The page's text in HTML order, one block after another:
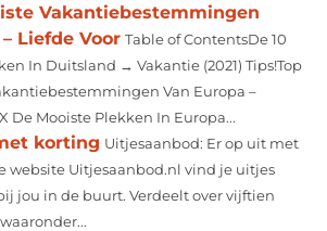
Vakantiebestemmingen
Liefde Voor Table of ContentsDe 10
In Duitsland → Vakantie (2021) Tips!Top
Van Europa –
De Mooiste Plekken In Europa...
korting Uitjesaanbod: Er op uit met
website Uitjesaanbod.nl vind je uitjes
jou in de buurt. Verdeelt over vijftien